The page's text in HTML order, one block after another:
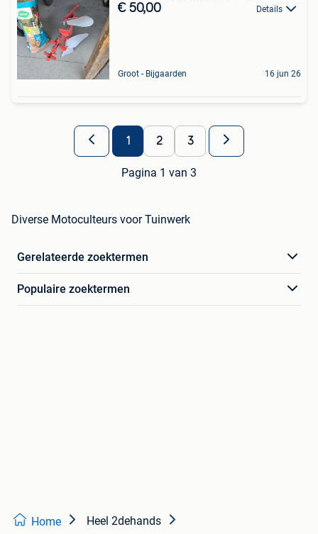
€ 50,00 Details
Groot - Bijgaarden 16 jun 26
1 2 3
Pagina 1 van 3
Diverse Motoculteurs voor Tuinwerk
Gerelateerde zoektermen
Populaire zoektermen
Home Heel 2dehands